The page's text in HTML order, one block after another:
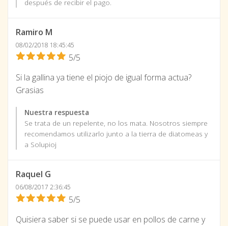
después de recibir el pago.
Ramiro M
08/02/2018 18:45:45
5/5
Si la gallina ya tiene el piojo de igual forma actua?
Grasias
Nuestra respuesta
Se trata de un repelente, no los mata. Nosotros siempre
recomendamos utilizarlo junto a la tierra de diatomeas y
a Solupioj
Raquel G
06/08/2017 2:36:45
5/5
Quisiera saber si se puede usar en pollos de carne y